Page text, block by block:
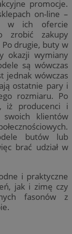
promocje.
on-line –
w ich ofercie
zrobić zakupy
drugie, buty w
okazji wymiany
są wówczas
jednak wówczas
ostatnie pary i
rozmiaru. Po
iż producenci i
klientów
butów lub
brać udział w
i praktyczne
jak i zimę czy
fasonów z